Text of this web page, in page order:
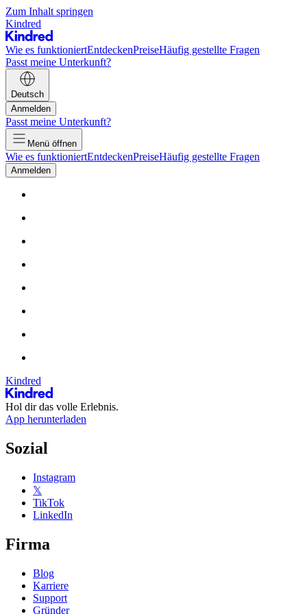
Zum Inhalt springen
Kindred
Wie es funktioniertEntdeckenPreiseHäufig gestellte Fragen
Passt meine Unterkunft?
Deutsch
Anmelden
Passt meine Unterkunft?
Menü öffnen
Wie es funktioniertEntdeckenPreiseHäufig gestellte Fragen
Anmelden
Kindred
Hol dir das volle Erlebnis.
App herunterladen
Sozial
Instagram
𝕏
TikTok
LinkedIn
Firma
Blog
Karriere
Support
Gründer